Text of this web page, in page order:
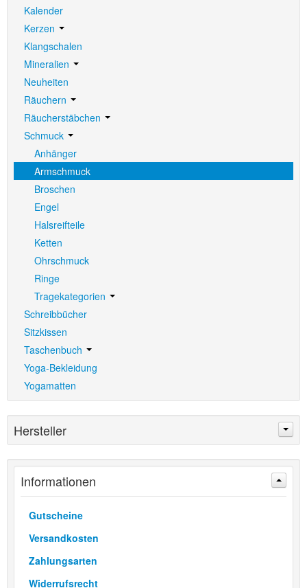
Kalender
Kerzen
Klangschalen
Mineralien
Neuheiten
Räuchern
Räucherstäbchen
Schmuck
Anhänger
Armschmuck
Broschen
Engel
Halsreifteile
Ketten
Ohrschmuck
Ringe
Tragekategorien
Schreibbücher
Sitzkissen
Taschenbuch
Yoga-Bekleidung
Yogamatten
Hersteller
Informationen
Gutscheine
Versandkosten
Zahlungsarten
Widerrufsrecht